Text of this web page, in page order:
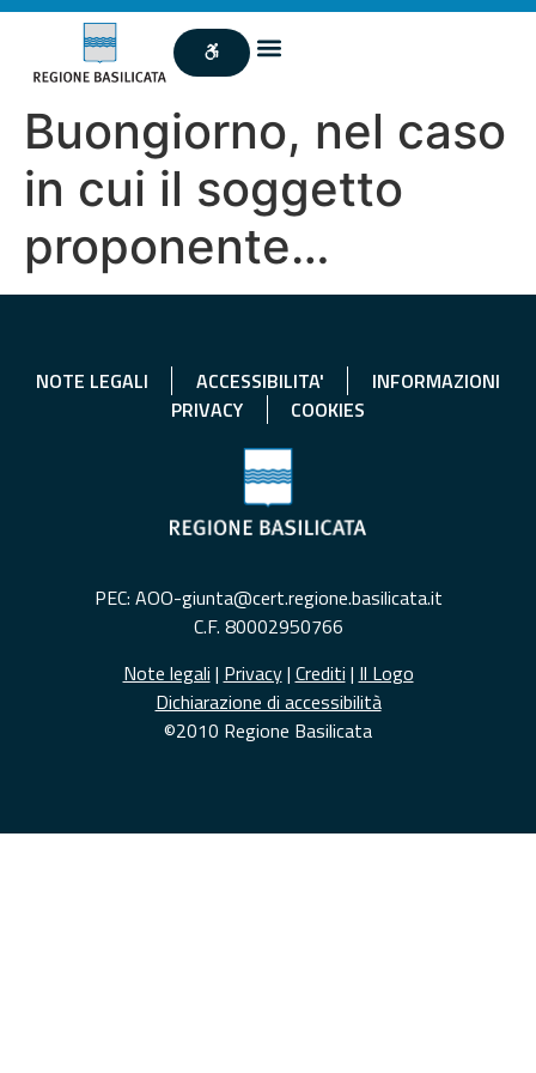
Buongiorno, nel caso
in cui il soggetto
proponente…
NOTE LEGALI ACCESSIBILITA'
INFORMAZIONI
PRIVACY
COOKIES
PEC: AOO-giunta@cert.regione.basilicata.it
C.F. 80002950766
Note legali | Privacy| Crediti | Il Logo
Dichiarazione di accessibilità
©2010 Regione Basilicata